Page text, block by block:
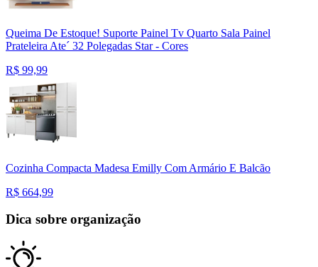
Queima De Estoque! Suporte Painel Tv Quarto Sala Painel
Prateleira Ate´ 32 Polegadas Star - Cores
R$ 99,99
Cozinha Compacta Madesa Emilly Com Armário E Balcão
R$ 664,99
Dica sobre organização